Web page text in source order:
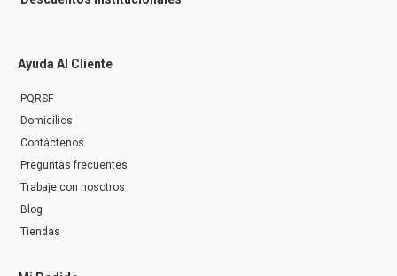
Ayuda Al Cliente
PQRSF
Domicilios
Contáctenos
Preguntas frecuentes
Trabaje con nosotros
Blog
Tiendas